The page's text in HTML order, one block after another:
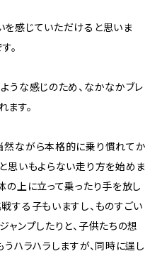
を感じていただけると思いま
。
うな感じのため、なかなかブレ
す。
然ながら本格的に乗り慣れてか
思いもよらない走り方を始めま
の上に立って乗ったり手を放し
する子もいますし、ものすごい
ャンプしたりと、子供たちの想
ハラハラしますが、同時に逞し